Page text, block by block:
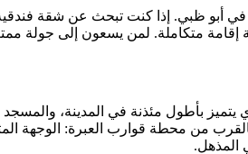
أبو ظبي. إذا كنت تبحث عن شقة
متكاملة. لمن يسعون إلى جولة
بأطول مئذنة في المدينة، والمسجد
من محطة قوارب العبرة: الوجهة
المذهل.